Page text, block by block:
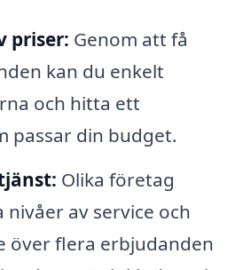
priser: Genom att få
kan du enkelt
och hitta ett
passar din budget.
Olika företag
av service och
över flera erbjudanden